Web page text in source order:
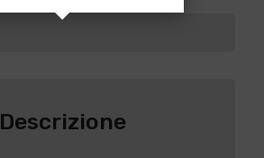
Descrizione